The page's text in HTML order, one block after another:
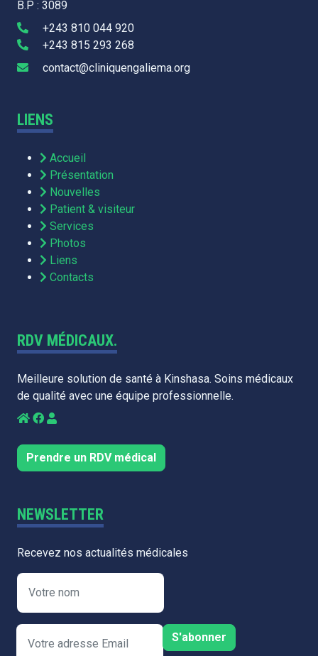
B.P : 3089
+243 810 044 920
+243 815 293 268
contact@cliniquengaliema.org
LIENS
Accueil
Présentation
Nouvelles
Patient & visiteur
Services
Photos
Liens
Contacts
RDV MÉDICAUX.
Meilleure solution de santé à Kinshasa. Soins médicaux
de qualité avec une équipe professionnelle.
Prendre un RDV médical
NEWSLETTER
Recevez nos actualités médicales
S'abonner